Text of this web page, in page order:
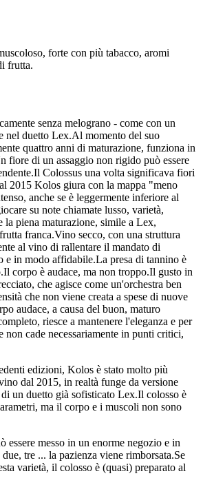
forte con più tabacco, aromi
frutta.
senza melograno - come con un
nel duetto Lex.Al momento del suo
quattro anni di maturazione, funziona in
fiore di un assaggio non rigido può essere
Colossus una volta significava fiori
2015 Kolos giura con la mappa "meno
anche se è leggermente inferiore al
su note chiamate lusso, varietà,
la piena maturazione, simile a Lex,
franca.Vino secco, con una struttura
al vino di rallentare il mandato di
e in modo affidabile.La presa di tannino è
corpo è audace, ma non troppo.Il gusto in
che agisce come un'orchestra ben
che non viene creata a spese di nuove
audace, a causa del buon, maturo
riesce a mantenere l'eleganza e per
non cade necessariamente in punti critici,
edizioni, Kolos è stato molto più
dal 2015, in realtà funge da versione
un duetto già sofisticato Lex.Il colosso è
ma il corpo e i muscoli non sono
essere messo in un enorme negozio e in
tre ... la pazienza viene rimborsata.Se
varietà, il colosso è (quasi) preparato al